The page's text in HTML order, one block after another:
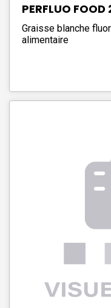
PERFLUO
Graisse blanche
alimentaire